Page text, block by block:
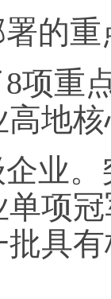
的
8项重
地
业
项
具